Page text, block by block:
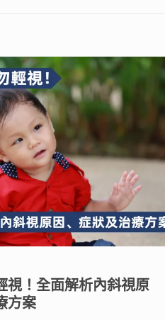
視！全面解析內斜視原
方案